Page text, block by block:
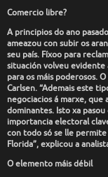
Comercio libre?
A principios do ano
ameazou con subir os
seu país. Fíxoo para
situación volveu evidente
para os máis poderosos.
Carlsen. “Ademais este
negociacios á marxe,
dominantes. Isto xa
importancia electoral
con todo só se lle
Florida”, explicou a
O elemento máis débil